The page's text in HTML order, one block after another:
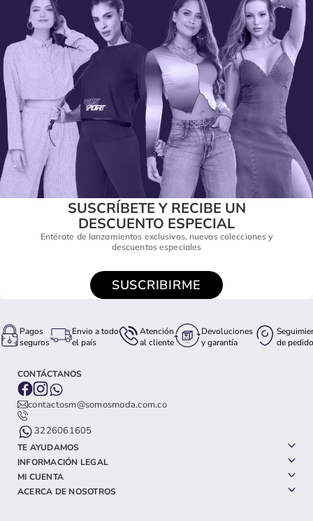
SUSCRÍBETE Y RECIBE UN
DESCUENTO ESPECIAL
Entérate de lanzamientos exclusivos, nuevas colecciones y
descuentos especiales
SUSCRIBIRME
Pagos
seguros
Envio a todo
el país
Atención
al cliente
Devoluciones
y garantía
de pedido
CONTÁCTANOS
contactosm@somosmoda.com.co
3226061605
TE AYUDAMOS
INFORMACIÓN LEGAL
MI CUENTA
ACERCA DE NOSOTROS